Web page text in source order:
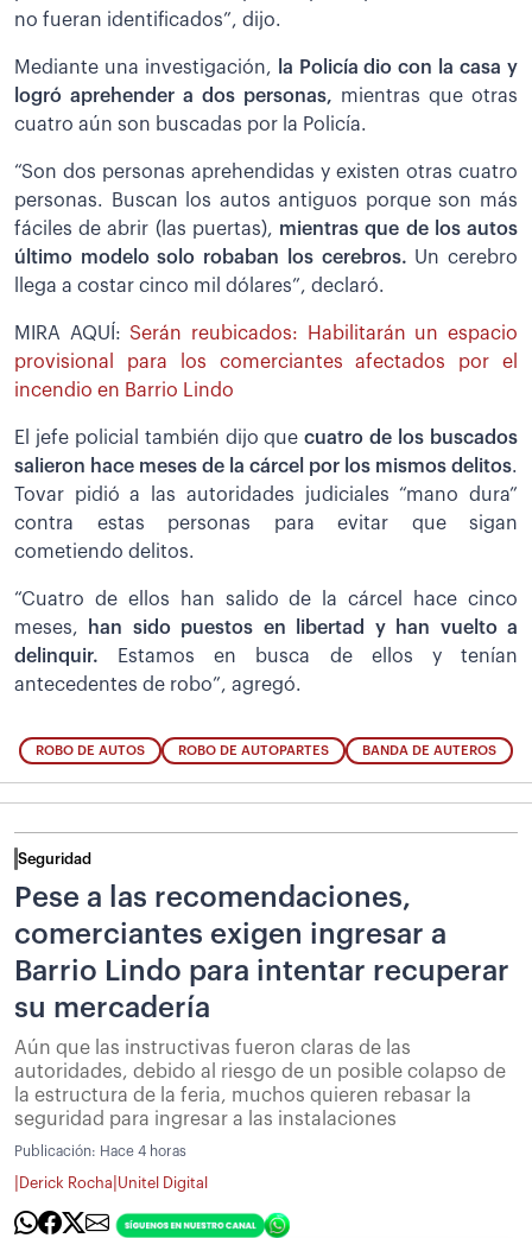
no fueran identificados”, dijo.
Mediante una investigación, la Policía dio con la casa y
logró aprehender a dos personas, mientras que otras
cuatro aún son buscadas por la Policía.
“Son dos personas aprehendidas y existen otras cuatro
personas. Buscan los autos antiguos porque son más
fáciles de abrir (las puertas), mientras que de los autos
último modelo solo robaban los cerebros. Un cerebro
llega a costar cinco mil dólares”, declaró.
MIRA AQUÍ:Serán reubicados: Habilitarán un espacio
provisional para los comerciantes afectados por el
incendio en Barrio Lindo
El jefe policial también dijo que cuatro de los buscados
salieron hace meses de la cárcel por los mismos delitos.
Tovar pidió a las autoridades judiciales “mano dura”
contra estas personas para evitar que sigan
cometiendo delitos.
“Cuatro de ellos han salido de la cárcel hace cinco
meses, han sido puestos en libertad y han vuelto a
delinquir. Estamos en busca de ellos y tenían
antecedentes de robo”, agregó.
ROBO DE AUTOS ROBO DE AUTOPARTES BANDA DE AUTEROS
Seguridad
Pese a las recomendaciones,
comerciantes exigen ingresar a
Barrio Lindo para intentar recuperar
su mercadería
Aún que las instructivas fueron claras de las
autoridades, debido al riesgo de un posible colapso de
la estructura de la feria, muchos quieren rebasar la
seguridad para ingresar a las instalaciones
Publicación: Hace 4 horas
Derick Rocha Unitel Digital